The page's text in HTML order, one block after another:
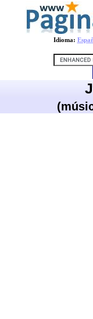
Idioma: